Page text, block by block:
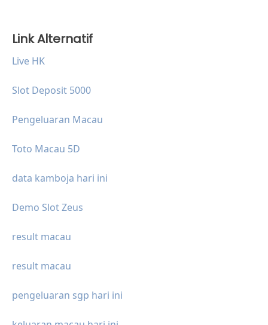
Link Alternatif
Live HK
Slot Deposit 5000
Pengeluaran Macau
Toto Macau 5D
data kamboja hari ini
Demo Slot Zeus
result macau
result macau
pengeluaran sgp hari ini